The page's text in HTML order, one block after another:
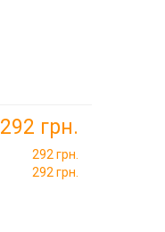
292 грн.
292 грн.
292 грн.